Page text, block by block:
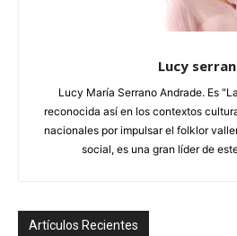
Lucy
Lucy María Serrano Andrade. Es
reconocida así en los contextos
nacionales por impulsar el folklor
social, es una gran líder de
Artículos Recientes